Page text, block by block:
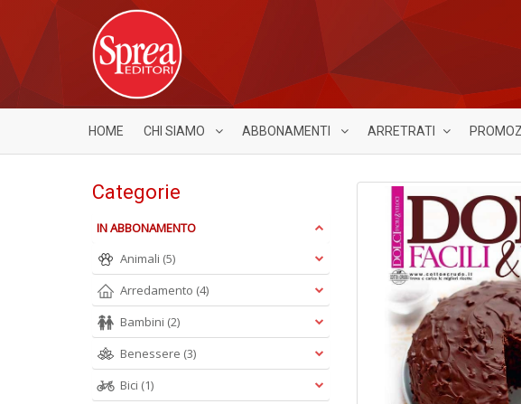
HOME CHI SIAMO ABBONAMENTI ARRETRATI
Categorie
IN ABBONAMENTO
Animali (5)
Arredamento (4)
Bambini (2)
Benessere (3)
Bici (1)